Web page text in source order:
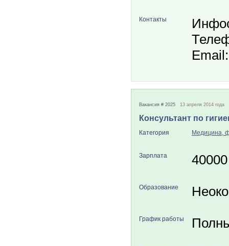
Контакты
Вакансия # 2025 13 апреля 2014 года
Консультант по
Категория Медицина,
Зарплата 40000
Образование
График работы